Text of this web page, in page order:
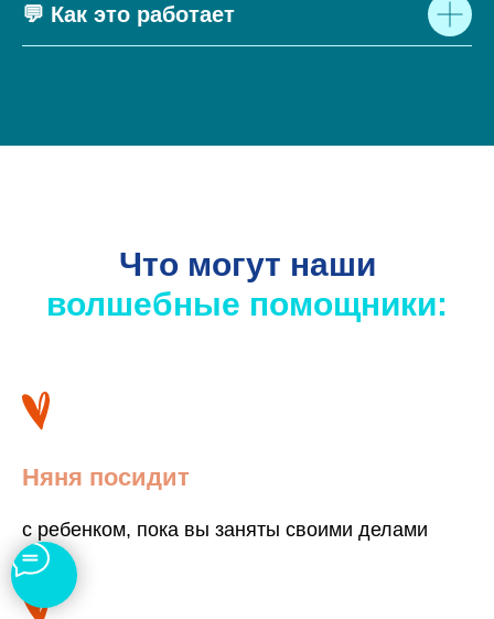
💬 Как это работает
Что могут наши
волшебные помощники:
Няня посидит
с ребенком, пока вы заняты своими делами